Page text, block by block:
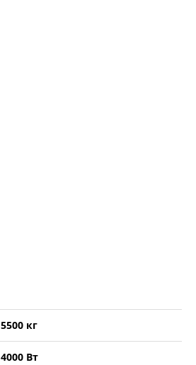
5500 кг
4000 Вт